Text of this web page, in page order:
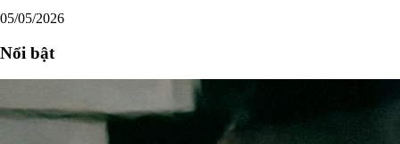
05/05/2026
Nổi bật